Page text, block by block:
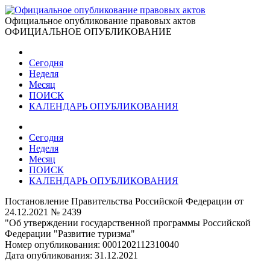
Официальное опубликование правовых актов
ОФИЦИАЛЬНОЕ ОПУБЛИКОВАНИЕ
Сегодня
Неделя
Месяц
ПОИСК
КАЛЕНДАРЬ ОПУБЛИКОВАНИЯ
Сегодня
Неделя
Месяц
ПОИСК
КАЛЕНДАРЬ ОПУБЛИКОВАНИЯ
Постановление Правительства Российской Федерации от
24.12.2021 № 2439
"Об утверждении государственной программы Российской
Федерации "Развитие туризма"
Номер опубликования: 0001202112310040
Дата опубликования: 31.12.2021